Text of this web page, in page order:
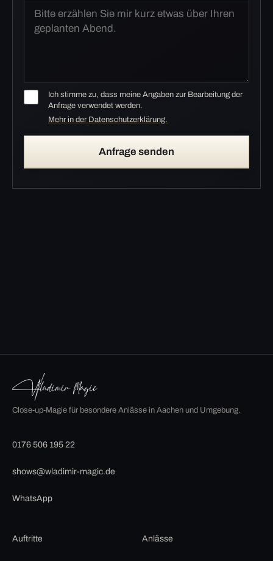
Ich stimme zu, dass meine Angaben zur Bearbeitung der
Anfrage verwendet werden.
Mehr in der Datenschutzerklärung.
Anfrage senden
Close-up-Magie für besondere Anlässe in Aachen und Umgebung.
0176 506 195 22
shows@wladimir-magic.de
WhatsApp
Auftritte Anlässe